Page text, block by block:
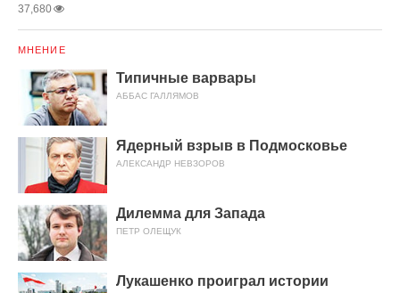
37,680
МНЕНИЕ
Типичные варвары
АББАС ГАЛЛЯМОВ
Ядерный взрыв в Подмосковье
АЛЕКСАНДР НЕВЗОРОВ
Дилемма для Запада
ПЕТР ОЛЕЩУК
Лукашенко проиграл истории